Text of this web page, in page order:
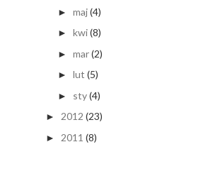
► maj(4)
► kwi(8)
► mar(2)
► lut (5)
► sty(4)
► 2012 (23)
► 2011 (8)